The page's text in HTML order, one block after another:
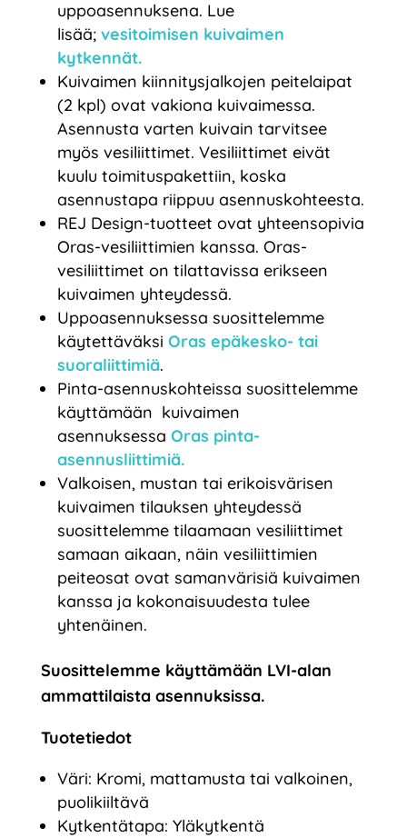
uppoasennuksena. Lue
lisää; vesitoimisen kuivaimen
kytkennät.
Kuivaimen kiinnitysjalkojen peitelaipat
(2 kpl) ovat vakiona kuivaimessa.
Asennusta varten kuivain tarvitsee
myös vesiliittimet. Vesiliittimet eivät
kuulu toimituspakettiin, koska
asennustapa riippuu asennuskohteesta.
REJ Design-tuotteet ovat yhteensopivia
Oras-vesiliittimien kanssa. Oras-
vesiliittimet on tilattavissa erikseen
kuivaimen yhteydessä.
Uppoasennuksessa suosittelemme
käytettäväksi Oras epäkesko- tai
suoraliittimiä.
Pinta-asennuskohteissa suosittelemme
käyttämään kuivaimen
asennuksessa Oras pinta-
asennusliittimiä.
Valkoisen, mustan tai erikoisvärisen
kuivaimen tilauksen yhteydessä
suosittelemme tilaamaan vesiliittimet
samaan aikaan, näin vesiliittimien
peiteosat ovat samanvärisiä kuivaimen
kanssa ja kokonaisuudesta tulee
yhtenäinen.
Suosittelemme käyttämään LVI-alan
ammattilaista asennuksissa.
Tuotetiedot
Väri: Kromi, mattamusta tai valkoinen,
puolikiiltävä
Kytkentätapa: Yläkytkentä